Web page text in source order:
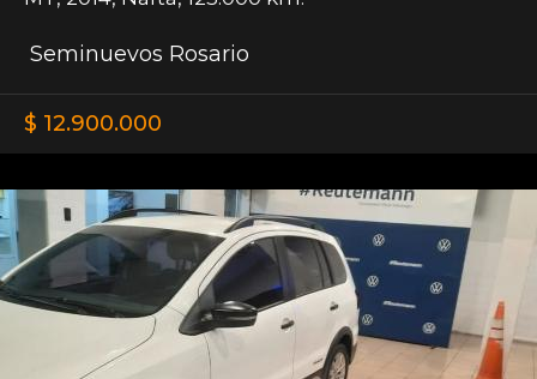
Seminuevos Rosario
$ 12.900.000